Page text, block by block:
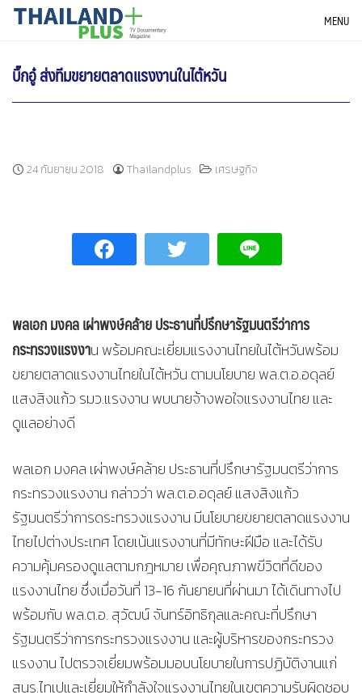
SkipTHAILANDPLUS NEWS MENU
บิ๊กอู๋ ส่งทีมขยายตลาดแรงงานในไต้หวัน
24 กันยายน 2018 Thailandplus เศรษฐกิจ
พลเอก มงคล เผ่าพงษ์คล้าย ประธานที่ปรึกษารัฐมนตรีว่าการ
กระทรวงแรงงาน พร้อมคณะเยี่ยมแรงงานไทยในไต้หวันพร้อม
ขยายตลาดแรงงานไทยในไต้หวัน ตามนโยบาย พล.ต.อ.อดุลย์
แสงสิงแก้ว รมว.แรงงาน พบนายจ้างพอใจแรงงานไทย และ
ดูแลอย่างดี
พลเอก มงคล เผ่าพงษ์คล้าย ประธานที่ปรึกษารัฐมนตรีว่าการ
กระทรวงแรงงาน กล่าวว่า พล.ต.อ.อดุลย์ แสงสิงแก้ว
รัฐมนตรีว่าการดระทรวงแรงงาน มีนโยบายขยายตลาดแรงงาน
ไทยไปต่างประเทศ โดยเน้นแรงงานที่มีทักษะฝีมือ และได้รับ
ความคุ้มครองดูแลตามกฎหมาย เพื่อคุณภาพขีวิตที่ดีของ
แรงงานไทย ซึ่งเมื่อวันที่ 13-16 กันยายนที่ผ่านมา ได้เดินทางไป
พร้อมกับ พล.ต.อ. สุวัฒน์ จันทร์อิทธิกุลและคณะที่ปรึกษา
รัฐมนตรีว่าการกระทรวงแรงงาน และผู้บริหารของกระทรวง
แรงงาน ไปตรวจเยี่ยมพร้อมมอบนโยบายในการปฏิบัติงานแก่
สนร.ไทเปและเยี่ยมให้กำลังใจแรงงานไทยในเขตความรับผิดชอบ